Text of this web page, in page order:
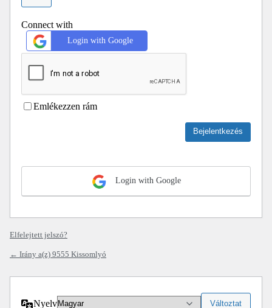
Connect with
Login with Google
Emlékezzen rám
Login with Google
Elfelejtett jelszó?
← Irány a(z) 9555 Kissomlyó
Nyelv